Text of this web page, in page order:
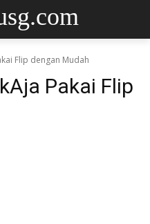
Flip dengan Mudah
Pakai Flip